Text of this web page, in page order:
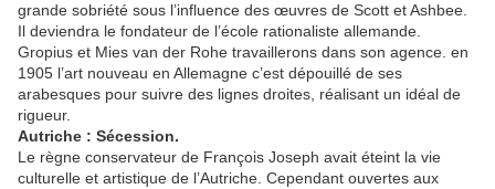
grande sobriété sous l’influence des œuvres de Scott et Ashbee.
Il deviendra le fondateur de l’école rationaliste allemande.
Gropius et Mies van der Rohe travaillerons dans son agence. en
1905 l’art nouveau en Allemagne c’est dépouillé de ses
arabesques pour suivre des lignes droites, réalisant un idéal de
rigueur.
Autriche : Sécession.
Le règne conservateur de François Joseph avait éteint la vie
culturelle et artistique de l’Autriche. Cependant ouvertes aux